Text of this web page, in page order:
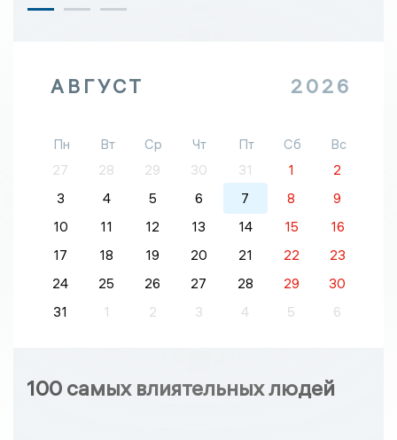
АВГУСТ 2026
Пн Вт Ср Чт Пт Сб
Вс
27
28 29 30 31 1
2
3
4 5 6 7 8
9
10
11 12 13 14 15
16
17
18 19 20 21 22
23
24
25 26 27 28 29
30
31
1 2 3 4 5 6
100 самых влиятельных людей